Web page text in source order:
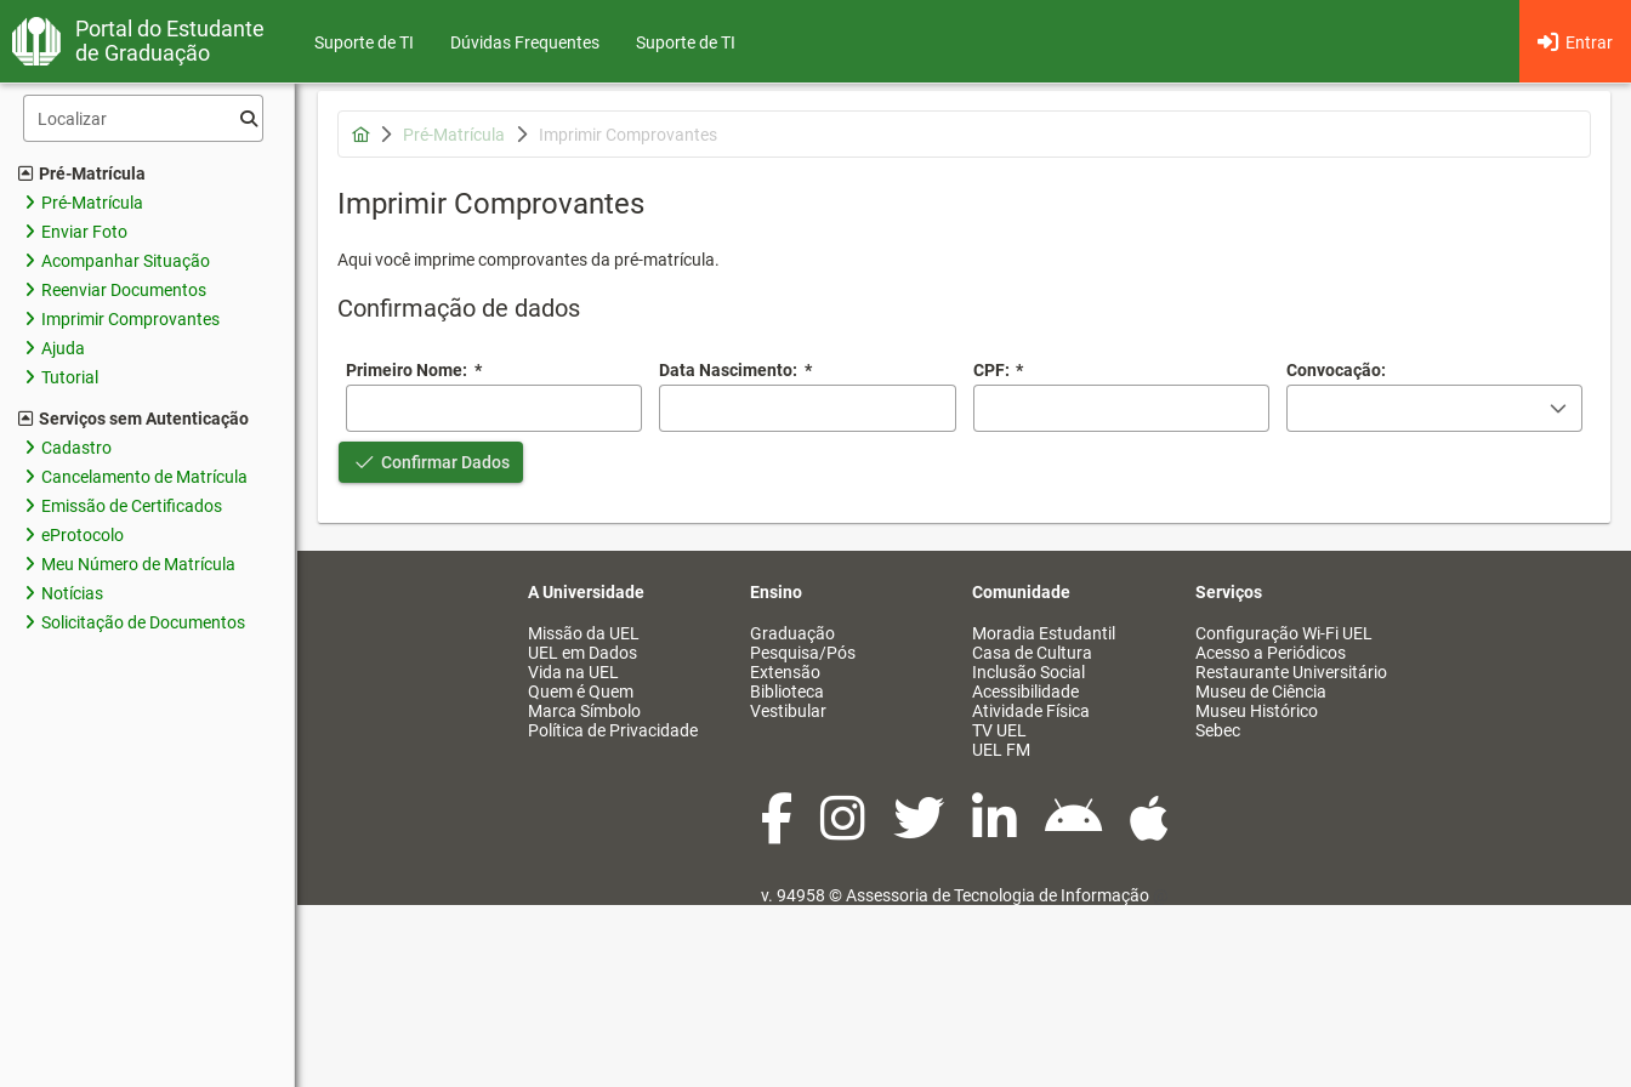
Portal do Estudante
de Graduação
Suporte de TI Dúvidas Frequentes Entrar
Suporte de TI
Pré-Matrícula
Pré-Matrícula
Enviar Foto
Acompanhar Situação
Reenviar Documentos
Imprimir Comprovantes
Ajuda
Tutorial
Serviços sem Autenticação
Cadastro
Cancelamento de Matrícula
Emissão de Certificados
eProtocolo
Meu Número de Matrícula
Notícias
Solicitação de Documentos
Pré-Matrícula Imprimir Comprovantes
Imprimir Comprovantes
Aqui você imprime comprovantes da pré-matrícula.
Confirmação de dados
Primeiro Nome: * Data Nascimento: * CPF: * Convocação:
Confirmar Dados
A Universidade
Missão da UEL
UEL em Dados
Vida na UEL
Quem é Quem
Marca Símbolo
Política de Privacidade
Ensino
Graduação
Pesquisa/Pós
Extensão
Biblioteca
Vestibular
Comunidade
Moradia Estudantil
Casa de Cultura
Inclusão Social
Acessibilidade
Atividade Física
TV UEL
UEL FM
Serviços
Configuração Wi-Fi UEL
Acesso a Periódicos
Restaurante Universitário
Museu de Ciência
Museu Histórico
Sebec
v. 94958 ©Assessoria de Tecnologia de Informação